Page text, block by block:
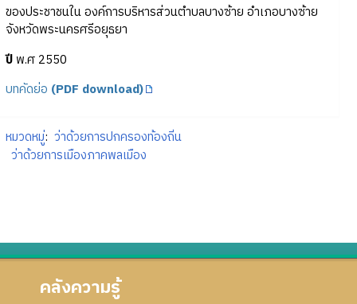
ของประชาชนใน องค์การบริหารส่วนตำบลบางซ้าย อำเภอบางซ้าย
จังหวัดพระนครศรีอยุธยา
ปีพ.ศ 2550
บทคัดย่อ (PDF download)
หมวดหมู่: ว่าด้วยการปกครองท้องถิ่น
ว่าด้วยการเมืองภาคพลเมือง
คลังความรู้